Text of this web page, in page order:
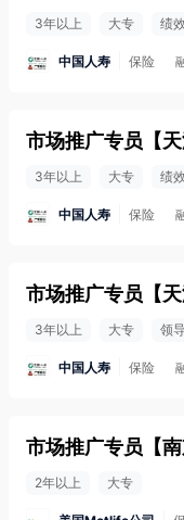
3年以上 大专 绩
中国人寿 保险
市场推广专员 【
3年以上 大专 绩
中国人寿 保险
市场推广专员 【
3年以上 大专 领
中国人寿 保险
市场推广专员 【
2年以上 大专